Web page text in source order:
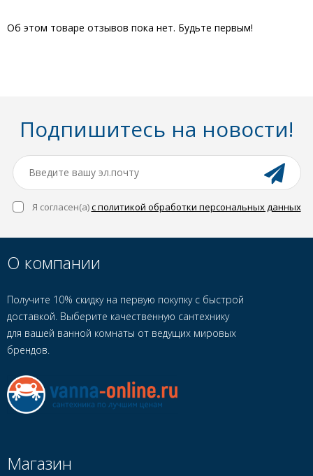
Об этом товаре отзывов пока нет. Будьте первым!
Подпишитесь на новости!
Я согласен(a)с политикой обработки персональных данных
О компании
Получите 10% скидку на первую покупку с быстрой
доставкой. Выберите качественную сантехнику
для вашей ванной комнаты от ведущих мировых
брендов.
Магазин